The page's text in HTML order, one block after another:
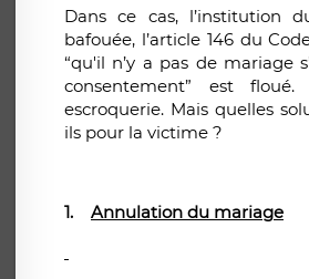
Dans ce cas, l’institution
bafouée, l’article 146 du
“qu'il n’y a pas de mariage
consentement” est
escroquerie. Mais quelles
ils pour la victime ?
1. Annulation du mariage